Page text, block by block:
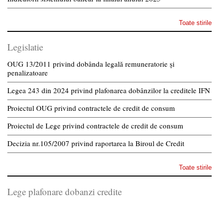
Toate stirile
Legislatie
OUG 13/2011 privind dobânda legală remuneratorie și
penalizatoare
Legea 243 din 2024 privind plafonarea dobânzilor la creditele IFN
Proiectul OUG privind contractele de credit de consum
Proiectul de Lege privind contractele de credit de consum
Decizia nr.105/2007 privind raportarea la Biroul de Credit
Toate stirile
Lege plafonare dobanzi credite